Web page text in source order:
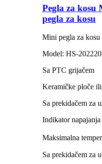
Pegla za
pegla za kosu
Mini pegla za kosu
Model: HS-202
Sa PTC grijačem
Keramičke ploče
Sa prekidačem za
Indikator napajanja
Maksimalna
Sa prekidačem za